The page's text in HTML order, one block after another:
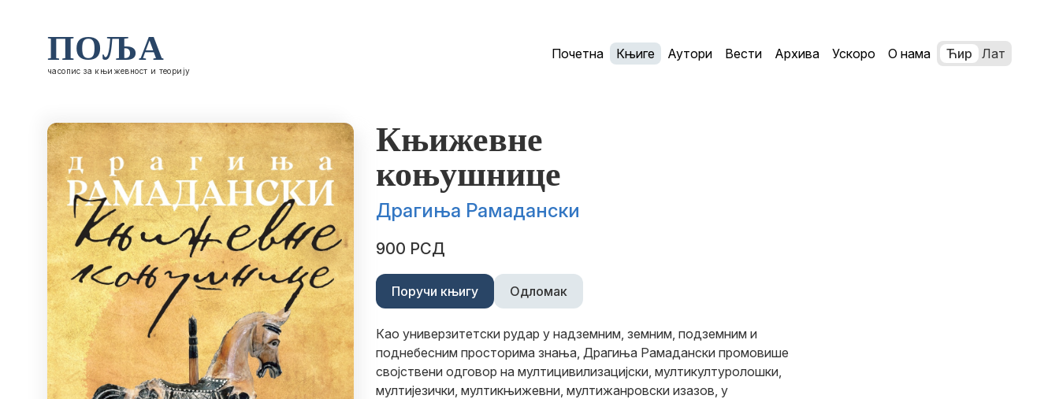
ПОЉА
часопис за књижевност и теорију
Почетна Књиге Аутори Вести Архива Ускоро О нама Ћир Лат
Књижевне
коњушнице
Драгиња Рамадански
900 РСД
Поручи књигу Одломак
Као универзитетски рудар у надземним, земним, подземним и
поднебесним просторима знања, Драгиња Рамадански промовише
својствени одговор на мултицивилизацијски, мултикултуролошки,
мултијезички, мултикњижевни, мултижанровски изазов, у